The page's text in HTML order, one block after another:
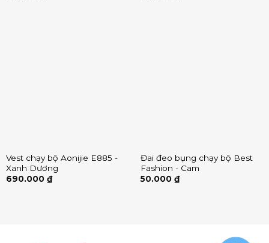
Vest chạy bộ Aonijie E885 -
Xanh Dương
690.000 ₫
Đai đeo bụng chạy bộ Best
Fashion - Cam
50.000 ₫